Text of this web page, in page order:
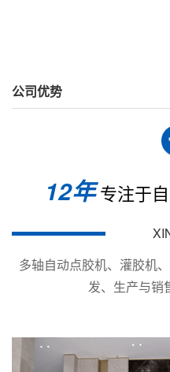
设备型号
SEC-400SP 热熔胶喷射机
喷雾式 / 精密雾化模块
公司优势
12年 专注于
多轴自动点胶机、灌胶机
发、生产与销